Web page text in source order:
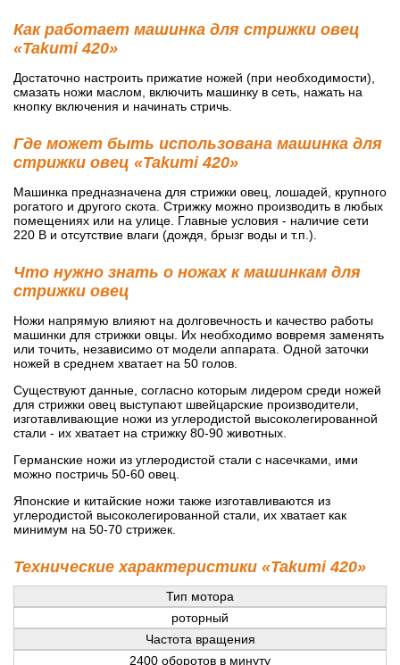
Как работает машинка для стрижки овец
«Takumi 420»
Достаточно настроить прижатие ножей (при необходимости),
смазать ножи маслом, включить машинку в сеть, нажать на
кнопку включения и начинать стричь.
Где может быть использована машинка для
стрижки овец «Takumi 420»
Машинка предназначена для стрижки овец, лошадей, крупного
рогатого и другого скота. Стрижку можно производить в любых
помещениях или на улице. Главные условия - наличие сети
220 В и отсутствие влаги (дождя, брызг воды и т.п.).
Что нужно знать о ножах к машинкам для
стрижки овец
Ножи напрямую влияют на долговечность и качество работы
машинки для стрижки овцы. Их необходимо вовремя заменять
или точить, независимо от модели аппарата. Одной заточки
ножей в среднем хватает на 50 голов.
Существуют данные, согласно которым лидером среди ножей
для стрижки овец выступают швейцарские производители,
изготавливающие ножи из углеродистой высоколегированной
стали - их хватает на стрижку 80-90 животных.
Германские ножи из углеродистой стали с насечками, ими
можно постричь 50-60 овец.
Японские и китайские ножи также изготавливаются из
углеродистой высоколегированной стали, их хватает как
минимум на 50-70 стрижек.
Технические характеристики «Takumi 420»
Тип мотора
роторный
Частота вращения
2400 оборотов в минуту